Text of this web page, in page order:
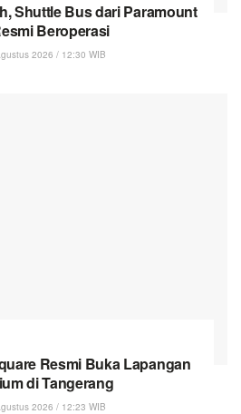
Shuttle Bus dari Paramount
Beroperasi
2026 / 12:30 WIB
Resmi Buka Lapangan
di Tangerang
2026 / 12:23 WIB